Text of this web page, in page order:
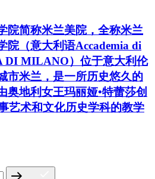
院简称米兰美院，全称米兰
院（意大利语Accademia di
DI MILANO）位于意大利伦
市米兰，是一所历史悠久的
奥地利女王玛丽娅•特蕾莎创
艺术和文化历史学科的教学